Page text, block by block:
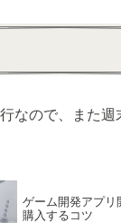
なので、また週
ゲーム開発アプリ
購入するコツ